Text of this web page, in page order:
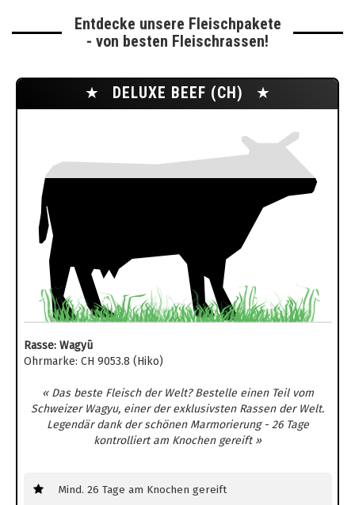
Entdecke unsere Fleischpakete
- von besten Fleischrassen!
★ DELUXE BEEF (CH) ★
Rasse: Wagyū
Ohrmarke: CH 9053.8 (Hiko)
« Das beste Fleisch der Welt? Bestelle einen Teil vom
Schweizer Wagyu, einer der exklusivsten Rassen der Welt.
Legendär dank der schönen Marmorierung - 26 Tage
kontrolliert am Knochen gereift »
Mind. 26 Tage am Knochen gereift